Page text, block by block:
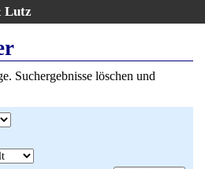
Lutz
Suchergebnisse löschen und